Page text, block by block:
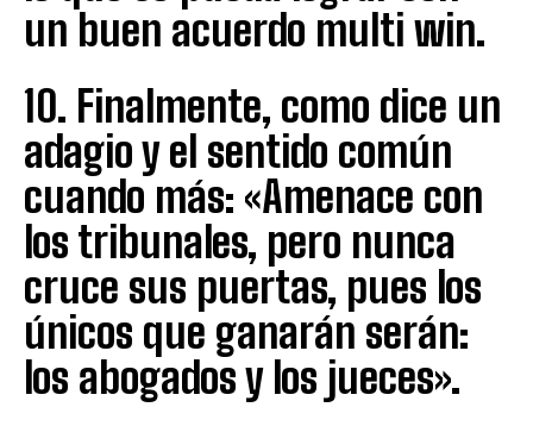
un buen acuerdo multi win.
10. Finalmente, como dice un
adagio y el sentido común
cuando más: «Amenace con
los tribunales, pero nunca
cruce sus puertas, pues los
únicos que ganarán serán:
los abogados y los jueces».